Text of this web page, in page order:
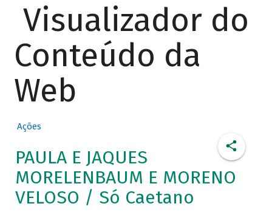
Visualizador do
Conteúdo da
Web
Ações
PAULA E JAQUES
MORELENBAUM E MORENO
VELOSO / Só Caetano